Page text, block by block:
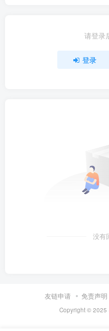
请登录
登录
没有
友链申请 免责声明
Copyright © 2025 ·